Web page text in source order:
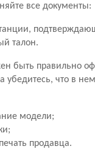
все документы:
талон.
быть правильно
убедитесь, что в
модели;
продавца.